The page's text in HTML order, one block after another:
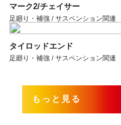
マーク2/チェイサー
足廻り・補強 / サスペンション関連
タイロッドエンド
足廻り・補強 / サスペンション関連
もっと見る